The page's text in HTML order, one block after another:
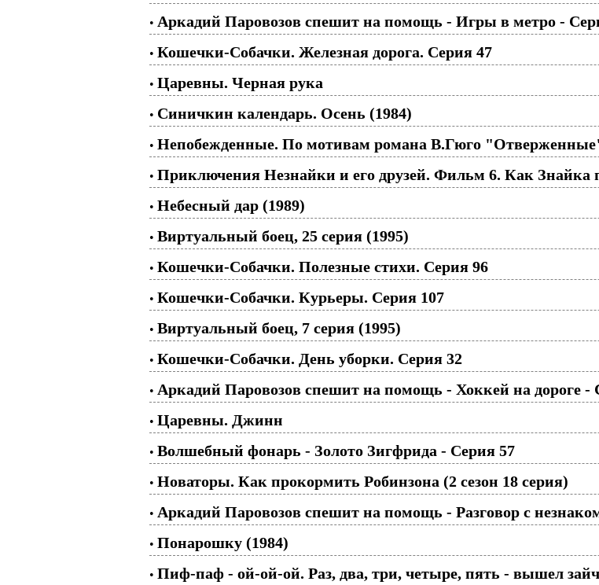
• Аркадий Паровозов спешит на помощь - Игры в метро -
• Кошечки-Собачки. Железная дорога. Серия 47
• Царевны. Черная рука
• Синичкин календарь. Осень (1984)
• Непобежденные. По мотивам романа В.Гюго
• Приключения Незнайки и его друзей. Фильм 6. Как
• Небесный дар (1989)
• Виртуальный боец, 25 серия (1995)
• Кошечки-Собачки. Полезные стихи. Серия 96
• Кошечки-Собачки. Курьеры. Серия 107
• Виртуальный боец, 7 серия (1995)
• Кошечки-Собачки. День уборки. Серия 32
• Аркадий Паровозов спешит на помощь - Хоккей на дороге -
• Царевны. Джинн
• Волшебный фонарь - Золото Зигфрида - Серия 57
• Новаторы. Как прокормить Робинзона (2 сезон 18 серия)
• Аркадий Паровозов спешит на помощь - Разговор с
• Понарошку (1984)
• Пиф-паф - ой-ой-ой. Раз, два, три, четыре, пять - вышел